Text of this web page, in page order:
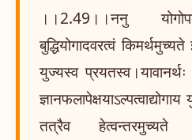
।।2.49।।ननु
बुद्धियोगादवरत्वं
युज्यस्व
तत्रैव